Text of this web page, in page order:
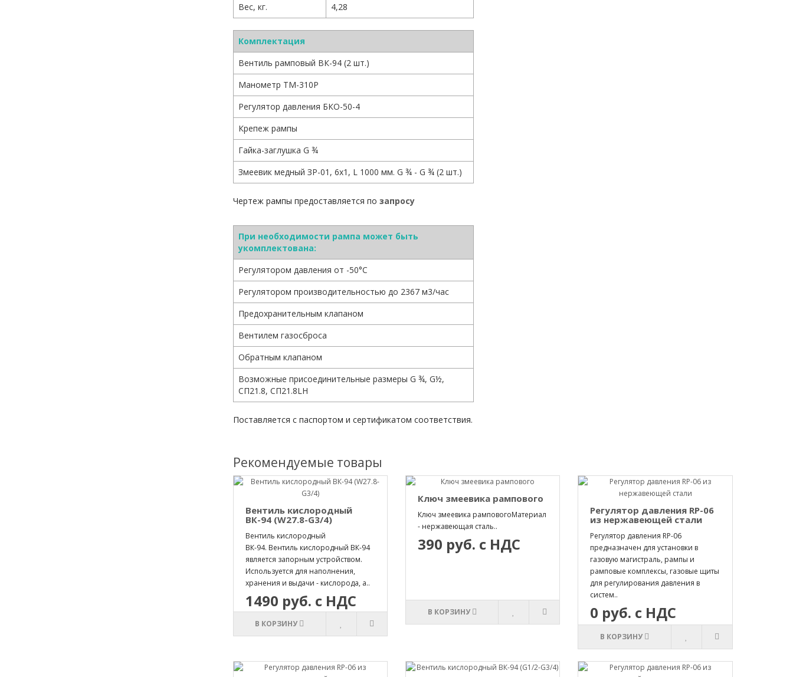
Вес, кг. 4,28
Комплектация
Вентиль рамповый ВК-94 (2 шт.)
Манометр ТМ-310Р
Регулятор давления БКО-50-4
Крепеж рампы
Гайка-заглушка G ¾
Змеевик медный ЗР-01, 6х1, L 1000 мм. G ¾ - G ¾ (2 шт.)
Чертеж рампы предоставляется по запросу
При необходимости рампа может быть
укомплектована:
Регулятором давления от -50°С
Регулятором производительностью до 2367 м3/час
Предохранительным клапаном
Вентилем газосброса
Обратным клапаном
Возможные присоединительные размеры G ¾, G½,
СП21.8, СП21.8LH
Поставляется с паспортом и сертификатом соответствия.
Рекомендуемые товары
Вентиль кислородный
ВК-94 (W27.8-G3/4)
Вентиль кислородный
ВК-94. Вентиль кислородный ВК-94
является запорным устройством.
Используется для наполнения,
хранения и выдачи - кислорода, а..
1490 руб. с НДС
В КОРЗИНУ
Ключ змеевика рампового
Ключ змеевика рамповогоМатериал
- нержавеющая сталь..
390 руб. с НДС
В КОРЗИНУ
Регулятор давления RP-06
из нержавеющей стали
Регулятор давления RP-06
предназначен для установки в
газовую магистраль, рампы и
рамповые комплексы, газовые щиты
для регулирования давления в
систем..
0 руб. с НДС
В КОРЗИНУ